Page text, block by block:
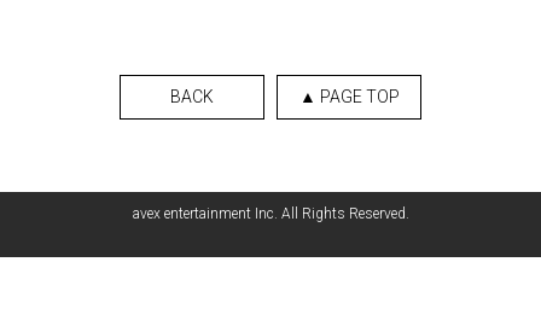
BACK ▲ PAGE TOP
avex entertainment Inc. All Rights Reserved.